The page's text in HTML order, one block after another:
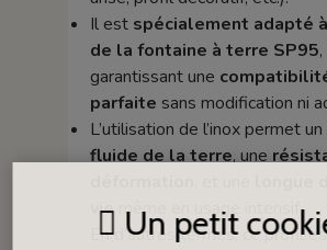
Il est spécialement adapté
de la fontaine à terre SP95,
garantissant une
parfaite sans modification ni
L’utilisation de l’inox permet un
fluide de la terre, une
viemême en usage intensif.
En d’autres termes, ce profil
Un petit